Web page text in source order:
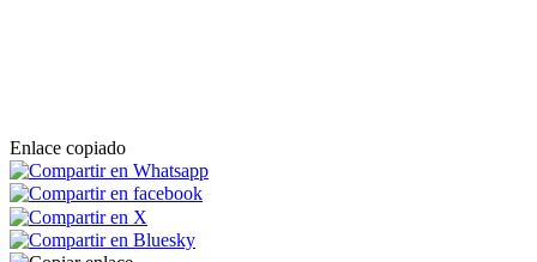
Enlace copiado